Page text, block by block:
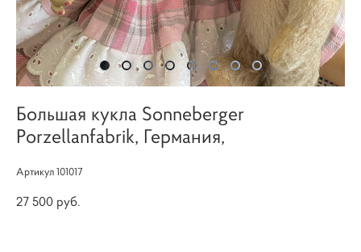
Большая кукла Sonneberger
Porzellanfabrik, Германия,
Артикул 101017
27 500 pуб.